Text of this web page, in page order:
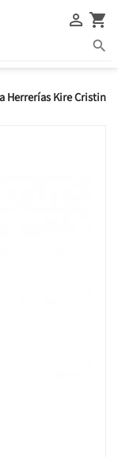

 
Herrerías Kire